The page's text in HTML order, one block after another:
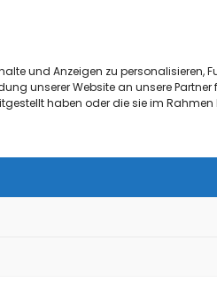
und Anzeigen zu
unserer Website an unsere
haben oder die sie im